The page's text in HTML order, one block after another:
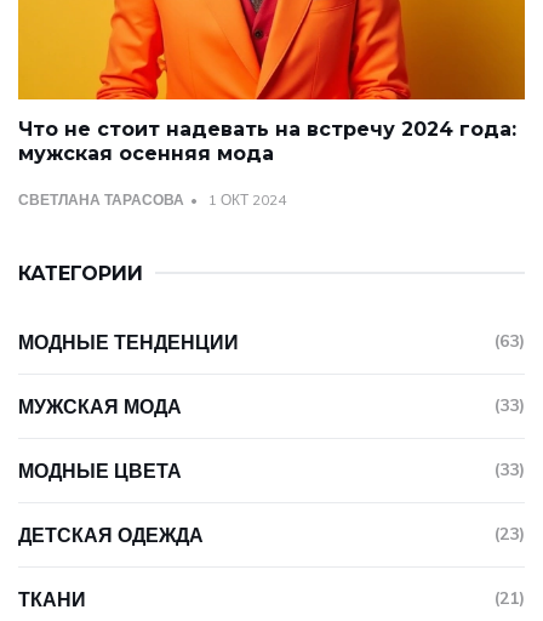
Что не стоит надевать на встречу 2024 года:
мужская осенняя мода
СВЕТЛАНА ТАРАСОВА 1 ОКТ 2024
КАТЕГОРИИ
МОДНЫЕ ТЕНДЕНЦИИ (63)
МУЖСКАЯ МОДА (33)
МОДНЫЕ ЦВЕТА (33)
ДЕТСКАЯ ОДЕЖДА (23)
ТКАНИ (21)